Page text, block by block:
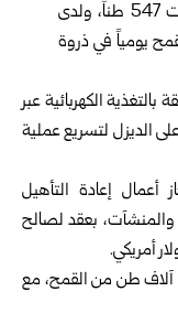
المستلمة حتى صباح اليوم الأربعاء بلغت 547 طناً، ولدى
يومياً في ذروة
الكهربائية عبر
الديزل لتسريع عملية
أعمال إعادة التأهيل
بعقد لصالح
طن من القمح، مع